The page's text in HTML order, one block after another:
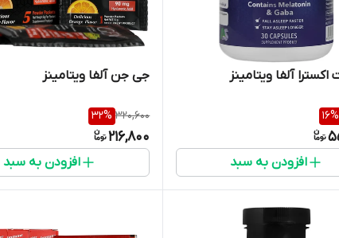
اکسترا آلفا ویتامینز
16%
افزودن به سبد
جی جن آلفا ویتامینز
320,600
32%
216,800
افزودن به سبد